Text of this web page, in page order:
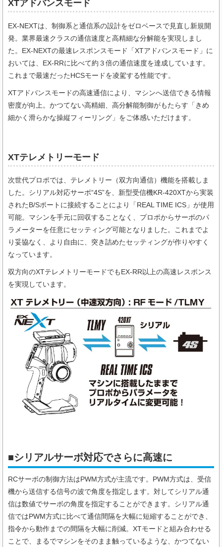
XTアドバンスモード
EX-NEXTは、制御系と通信系の設計をゼロベースで見直し新規開
発。業界最速クラスの通信速度と高精細な分解能を実現しまし
た。EX-NEXTの最速レスポンスモード「XTアドバンスモード」に
おいては、EX-RRに比べて約３倍の通信速度を達成しています。
これまで最速だったHCSモードを凌駕する性能です。
XTアドバンスモードの高速通信により、マシンへ送信できる情報
密度が向上。かつてない高精細、高分解能制御がもたらす「きめ
細かく滑らかな操縦フィーリング」をご体感いただけます。
XTテレメトリーモード
次世代プロポでは、テレメトリー（双方向通信）機能を搭載しま
した。シリアル対応サーボ“4S”を、新型受信機KR-420XTから実装
されたB/Sポートに接続することにより「REAL TIME ICS」が使用
可能。マシンを手元に回収することなく、プロポからサーボのパ
ラメーターを任意にセッティング可能となりました。これまでよ
り妥協なく、より自由に、突き詰めたセッティングが作りやすく
なっています。
双方向のXTテレメトリーモードでもEX-RR以上の高速レスポンス
を実現しています。
■シリアルサーボ対応でさらに高速に
RCサーボの制御方法はPWM方式が主流です。PWM方式は、受信
機から送信する信号の波で角度を指定します。対してシリアル通
信は数値でサーボの角度を指定することができます。シリアル通
信ではPWM方式に比べて通信間隔を大幅に短縮することができ、
指令から動作までの間隔を大幅に削減。XTモードと組み合わせる
ことで、まるでマシンをそのまま触っているような、かつてない